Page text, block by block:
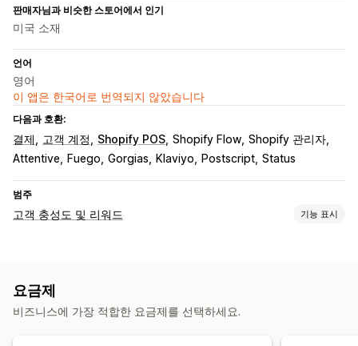
판매자님과 비슷한 스토어에서 인기
미국 소재
언어
영어
이 앱은 한국어로 번역되지 않았습니다
다음과 호환:
결제 고객 계정 Shopify POS Shopify Flow Shopify 관리자
Attentive
Fuego Gorgias Klaviyo Postscript Status
범주
고객 충성도 및 리워드 기능 표시
제공할 수 있는 리워드
요금제
비즈니스에 가장 적합한 요금제를 선택하세요.